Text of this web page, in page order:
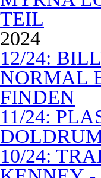
TEIL
2024
12/24:
NORMAL
FINDEN
11/24:
10/24: